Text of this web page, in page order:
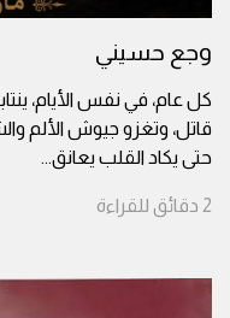
وجع حسيني
كل عام، في نفس الأيام،
قاتل، وتغزو جيوش الألم
حتى يكاد القلب يعانق...
2 دقائق للقراءة